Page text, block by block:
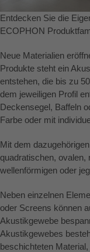
Entdecken Sie die
ECOPHON
Neue Materialien
Produkte steht ein
entstehen, die bis zu
dem jeweiligen Profil
Deckensegel, Baffeln
Farbe oder mit
Mit dem
quadratischen, ovalen,
wellenförmigen oder
Neben einzelnen
oder Screens können
Akustikgewebe
Akustikgewebes
beschichteten